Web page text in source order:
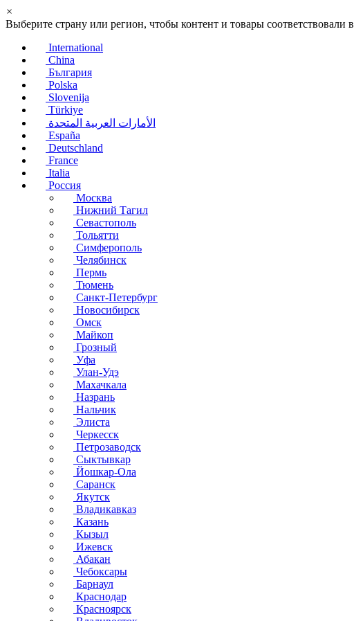
×
Выберите страну или регион, чтобы контент и товары
International
China
България
Polska
Slovenija
Türkiye
الأمارات العربية المتحدة
España
Deutschland
France
Italia
Россия
Москва
Нижний Тагил
Севастополь
Тольятти
Симферополь
Челябинск
Пермь
Тюмень
Санкт-Петербург
Новосибирск
Омск
Майкоп
Грозный
Уфа
Улан-Удэ
Махачкала
Назрань
Нальчик
Элиста
Черкесск
Петрозаводск
Сыктывкар
Йошкар-Ола
Саранск
Якутск
Владикавказ
Казань
Кызыл
Ижевск
Абакан
Чебоксары
Барнаул
Краснодар
Красноярск